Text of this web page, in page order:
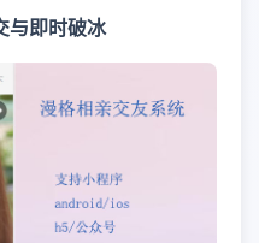
与即时破冰